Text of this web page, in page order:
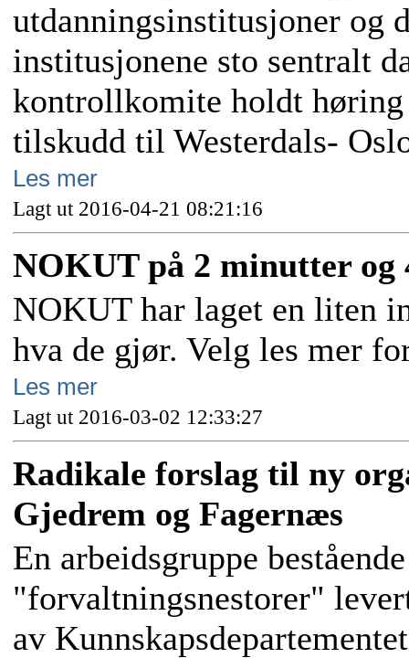
utdanningsinstitusjoner og
institusjonene sto sentralt
kontrollkomite holdt
tilskudd til Westerdals-
Les mer
Lagt ut 2016-04-21 08:21:16
NOKUT på 2 minutter og
NOKUT har laget en liten
hva de gjør. Velg les mer
Les mer
Lagt ut 2016-03-02 12:33:27
Radikale forslag til ny
Gjedrem og Fagernæs
En arbeidsgruppe
"forvaltningsnestorer"
av